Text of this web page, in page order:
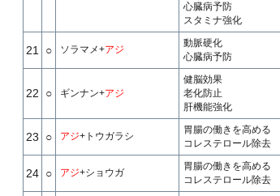
心臓病予防
スタミナ強化
21 ○ ソラマメ+アジ
動脈硬化
心臓病予防
22 ○ ギンナン+アジ
健脳効果
老化防止
肝機能強化
23 ○ アジ+トウガラシ
胃腸の働きを高める
コレステロール除去
24 ○ アジ+ショウガ
胃腸の働きを高める
コレステロール除去